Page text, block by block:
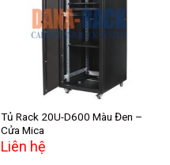
Add to
wishlist
Tủ Rack 20U-D600 Màu Đen –
Cửa Mica
Liên hệ